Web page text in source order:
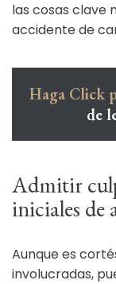
las cosas clave
accidente de
Haga Click
de
Admitir
iniciales de
Aunque es
involucradas,